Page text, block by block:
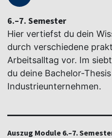
6.–7. Semester
Hier vertiefst du dein
durch verschiedene
Arbeitsalltag vor. Im
du deine Bachelor-
Industrieunternehmen.
Auszug Module 6.–7.